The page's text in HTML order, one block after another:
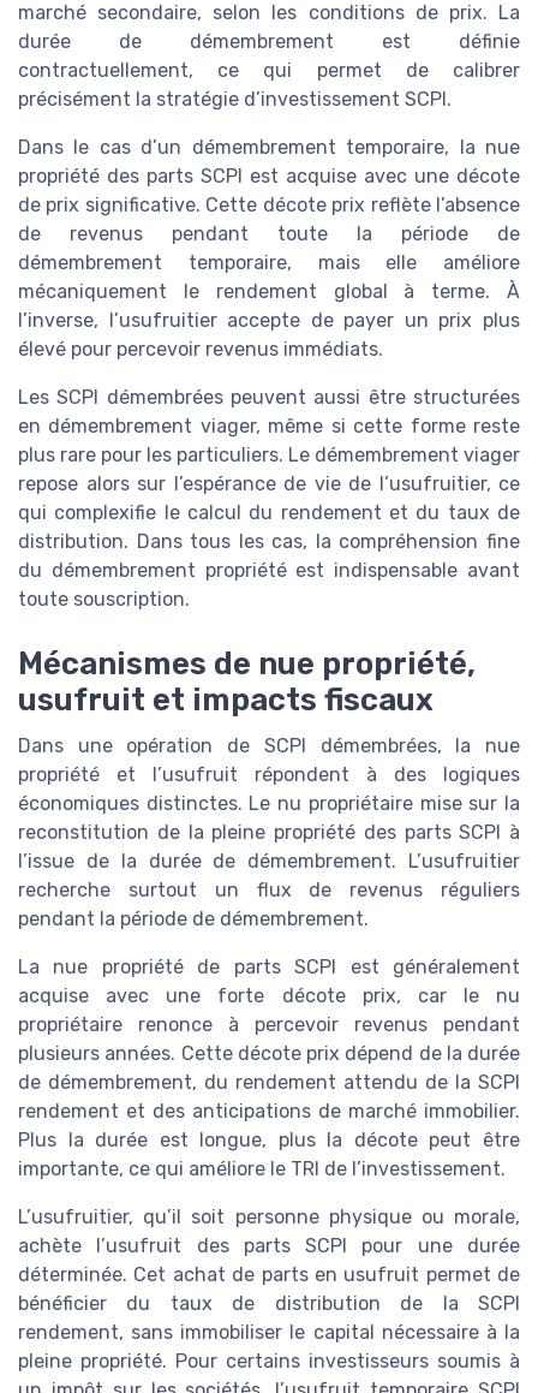
marché secondaire, selon les conditions de prix. La
durée de démembrement est définie
contractuellement, ce qui permet de calibrer
précisément la stratégie d’investissement SCPI.
Dans le cas d’un démembrement temporaire, la nue
propriété des parts SCPI est acquise avec une décote
de prix significative. Cette décote prix reflète l’absence
de revenus pendant toute la période de
démembrement temporaire, mais elle améliore
mécaniquement le rendement global à terme. À
l’inverse, l’usufruitier accepte de payer un prix plus
élevé pour percevoir revenus immédiats.
Les SCPI démembrées peuvent aussi être structurées
en démembrement viager, même si cette forme reste
plus rare pour les particuliers. Le démembrement viager
repose alors sur l’espérance de vie de l’usufruitier, ce
qui complexifie le calcul du rendement et du taux de
distribution. Dans tous les cas, la compréhension fine
du démembrement propriété est indispensable avant
toute souscription.
Mécanismes de nue propriété,
usufruit et impacts fiscaux
Dans une opération de SCPI démembrées, la nue
propriété et l’usufruit répondent à des logiques
économiques distinctes. Le nu propriétaire mise sur la
reconstitution de la pleine propriété des parts SCPI à
l’issue de la durée de démembrement. L’usufruitier
recherche surtout un flux de revenus réguliers
pendant la période de démembrement.
La nue propriété de parts SCPI est généralement
acquise avec une forte décote prix, car le nu
propriétaire renonce à percevoir revenus pendant
plusieurs années. Cette décote prix dépend de la durée
de démembrement, du rendement attendu de la SCPI
rendement et des anticipations de marché immobilier.
Plus la durée est longue, plus la décote peut être
importante, ce qui améliore le TRI de l’investissement.
L’usufruitier, qu’il soit personne physique ou morale,
achète l’usufruit des parts SCPI pour une durée
déterminée. Cet achat de parts en usufruit permet de
bénéficier du taux de distribution de la SCPI
rendement, sans immobiliser le capital nécessaire à la
pleine propriété. Pour certains investisseurs soumis à